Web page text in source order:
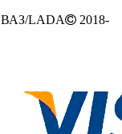
ВАЗ/LADA
2018-